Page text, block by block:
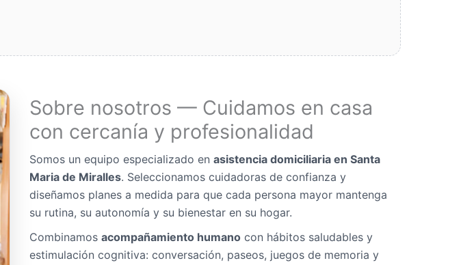
Sobre nosotros — Cuidamos en casa
con cercanía y profesionalidad
Somos un equipo especializado enasistencia domiciliaria en Santa
Maria de Miralles. Seleccionamos cuidadoras de confianza y
diseñamos planes a medida para que cada persona mayor mantenga
su rutina, su autonomía y su bienestar en su hogar.
Combinamosacompañamiento humano con hábitos saludables y
estimulación cognitiva: conversación, paseos, juegos de memoria y